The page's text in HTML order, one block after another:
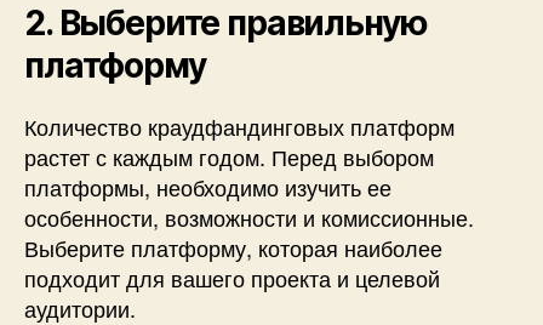
2. Выберите правильную
платформу
Количество краудфандинговых платформ
растет с каждым годом. Перед выбором
платформы, необходимо изучить ее
особенности, возможности и комиссионные.
Выберите платформу, которая наиболее
подходит для вашего проекта и целевой
аудитории.